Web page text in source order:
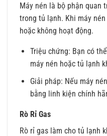
Máy nén là bộ phận quan
trong tủ lạnh. Khi máy
hoặc không hoạt động.
Triệu chứng: Bạn có
máy nén hoặc tủ lạnh
Giải pháp: Nếu máy
bằng linh kiện chính
Rò Rỉ Gas
Rò rỉ gas làm cho tủ lạnh